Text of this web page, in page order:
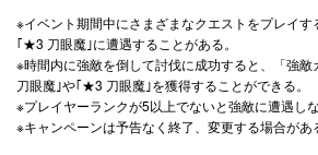
※イベント期間中にさまざまなクエストをプレイ
｢★3 刀眼魔｣に遭遇することがある。
※時間内に強敵を倒して討伐に成功すると、「強
刀眼魔｣や｢★3 刀眼魔｣を獲得することができる。
※プレイヤーランクが5以上でないと強敵に遭遇しな
※キャンペーンは予告なく終了、変更する場合があ